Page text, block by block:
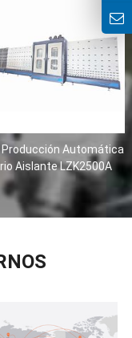
Producción Automática
Aislante LZK2500A